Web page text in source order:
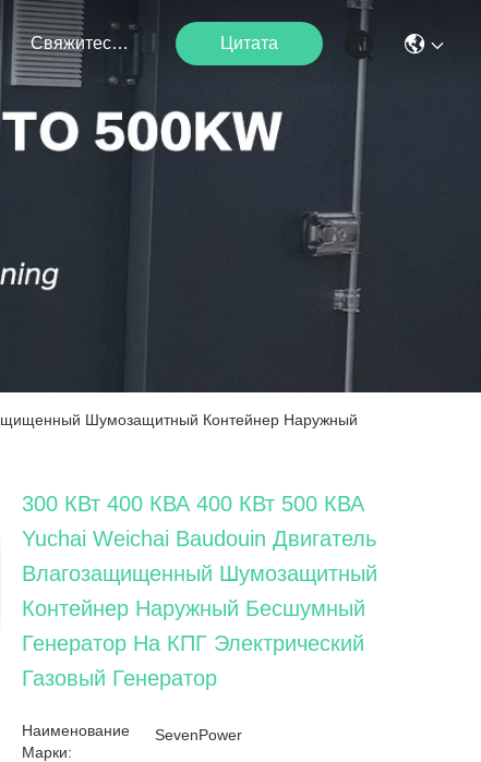
Свяжитесь С Нами Цитата
Шумозащитный Контейнер Наружный
300 КВт 400 КВА 400 КВт 500 КВА
Yuchai Weichai Baudouin Двигатель
Влагозащищенный Шумозащитный
Контейнер Наружный Бесшумный
Генератор На КПГ Электрический
Газовый Генератор
Наименование
Марки:
SevenPower